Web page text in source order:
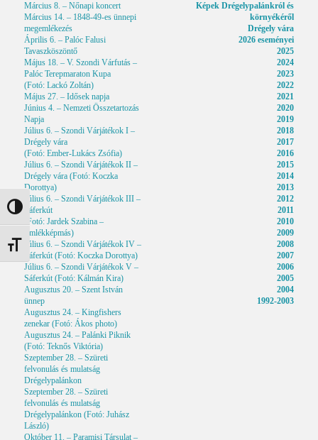
Nagy kontraszt váltása
Betűméret váltása
Március 8. – Nőnapi koncert
Március 14. – 1848-49-es ünnepi
megemlékezés
Április 6. – Palóc Falusi
Tavaszköszöntő
Május 18. – V. Szondi Várfutás –
Palóc Terepmaraton Kupa
(Fotó: Lackó Zoltán)
Május 27. – Idősek napja
Június 4. – Nemzeti Összetartozás
Napja
Július 6. – Szondi Várjátékok I –
Drégely vára
(Fotó: Ember-Lukács Zsófia)
Július 6. – Szondi Várjátékok II –
Drégely vára (Fotó: Koczka
Dorottya)
Július 6. – Szondi Várjátékok III –
Sáferkút
(Fotó: Jardek Szabina –
Emlékképmás)
Július 6. – Szondi Várjátékok IV –
Sáferkút (Fotó: Koczka Dorottya)
Július 6. – Szondi Várjátékok V –
Sáferkút (Fotó: Kálmán Kira)
Augusztus 20. – Szent István
ünnep
Augusztus 24. – Kingfishers
zenekar (Fotó: Ákos photo)
Augusztus 24. – Palánki Piknik
(Fotó: Teknős Viktória)
Szeptember 28. – Szüreti
felvonulás és mulatság
Drégelypalánkon
Szeptember 28. – Szüreti
felvonulás és mulatság
Drégelypalánkon (Fotó: Juhász
László)
Október 11. – Paramisi Társulat –
Képek Drégelypalánkról és
környékéről
Drégely vára
2026 eseményei
2025
2024
2023
2022
2021
2020
2019
2018
2017
2016
2015
2014
2013
2012
2011
2010
2009
2008
2007
2006
2005
2004
1992-2003